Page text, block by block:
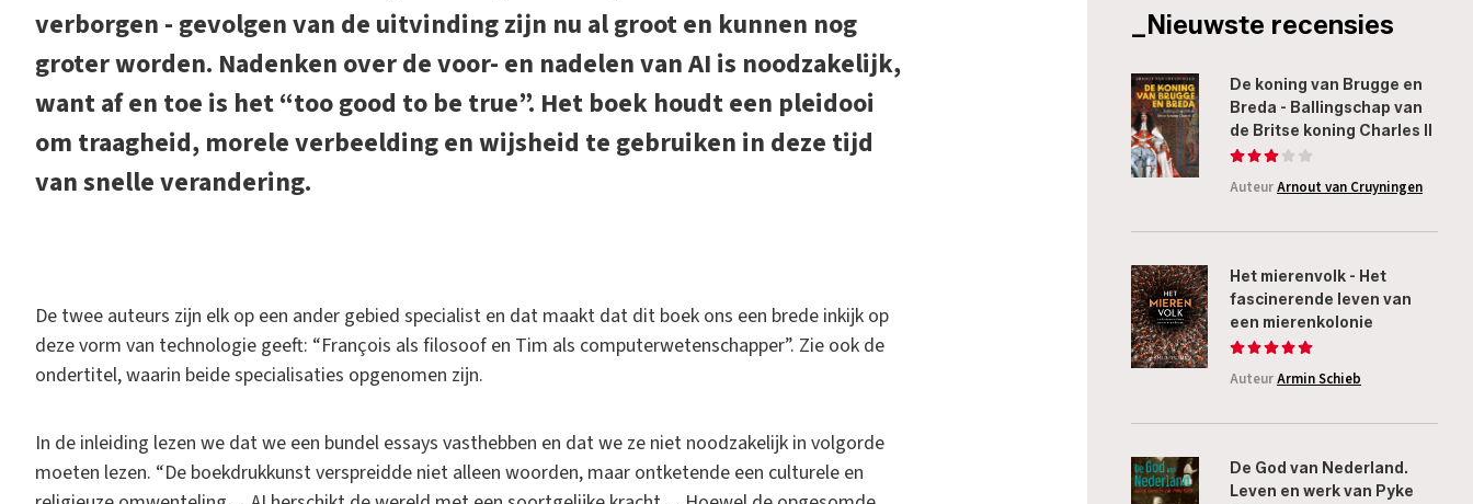
verborgen - gevolgen van de uitvinding zijn nu al groot en kunnen nog
groter worden. Nadenken over de voor- en nadelen van AI is noodzakelijk,
want af en toe is het “too good to be true”. Het boek houdt een pleidooi
om traagheid, morele verbeelding en wijsheid te gebruiken in deze tijd
van snelle verandering.
De twee auteurs zijn elk op een ander gebied specialist en dat maakt dat dit boek ons een brede inkijk op
deze vorm van technologie geeft: “François als filosoof en Tim als computerwetenschapper”. Zie ook de
ondertitel, waarin beide specialisaties opgenomen zijn.
In de inleiding lezen we dat we een bundel essays vasthebben en dat we ze niet noodzakelijk in volgorde
moeten lezen. “De boekdrukkunst verspreidde niet alleen woorden, maar ontketende een culturele en
_Nieuwste recensies
De koning van Brugge en
Breda - Ballingschap van
de Britse koning Charles II
AuteurArnout van Cruyningen
Het mierenvolk - Het
fascinerende leven van
een mierenkolonie
AuteurArmin Schieb
De God van Nederland.
Leven en werk van Pyke